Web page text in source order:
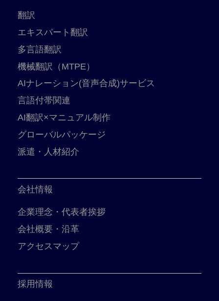
翻訳
エキスパート翻訳
多言語翻訳
機械翻訳（MTPE）
AIナレーション(音声合成)サービス
言語付帯関連
AI翻訳×マニュアル制作
グローバルパッケージ
派遣・人材紹介
会社情報
企業理念・代表者挨拶
会社概要・沿革
アクセスマップ
採用情報